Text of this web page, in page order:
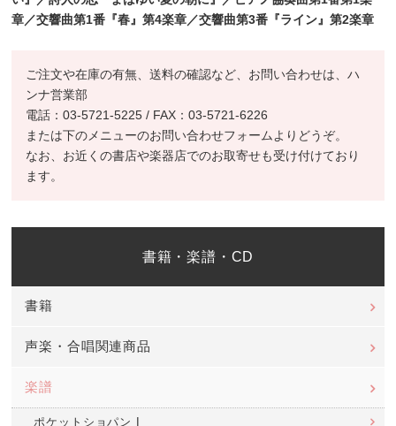
章／交響曲第1番『春』第4楽章／交響曲第3番『ライン』第2楽章
ご注文や在庫の有無、送料の確認など、お問い合わせは、ハ
ンナ営業部
電話：03-5721-5225 / FAX：03-5721-6226
または下のメニューのお問い合わせフォームよりどうぞ。
なお、お近くの書店や楽器店でのお取寄せも受け付けており
ます。
書籍・楽譜・CD
書籍
声楽・合唱関連商品
楽譜
ポケットショパン I